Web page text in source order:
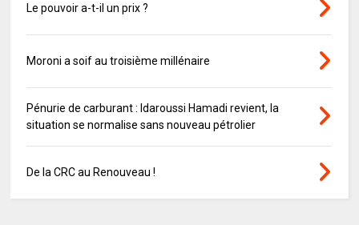
Le pouvoir a-t-il un prix ?
Moroni a soif au troisième millénaire
Pénurie de carburant : Idaroussi Hamadi revient, la
situation se normalise sans nouveau pétrolier
De la CRC au Renouveau !